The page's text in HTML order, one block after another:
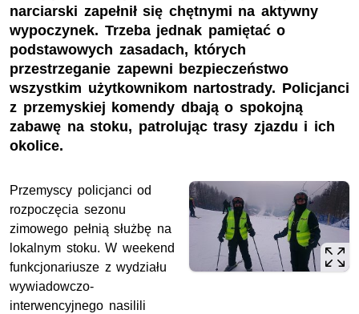
narciarski zapełnił się chętnymi na aktywny
wypoczynek. Trzeba jednak pamiętać o
podstawowych zasadach, których
przestrzeganie zapewni bezpieczeństwo
wszystkim użytkownikom nartostrady. Policjanci
z przemyskiej komendy dbają o spokojną
zabawę na stoku, patrolując trasy zjazdu i ich
okolice.
Przemyscy policjanci od
rozpoczęcia sezonu
zimowego pełnią służbę na
lokalnym stoku. W weekend
funkcjonariusze z wydziału
wywiadowczo-
interwencyjnego nasilili